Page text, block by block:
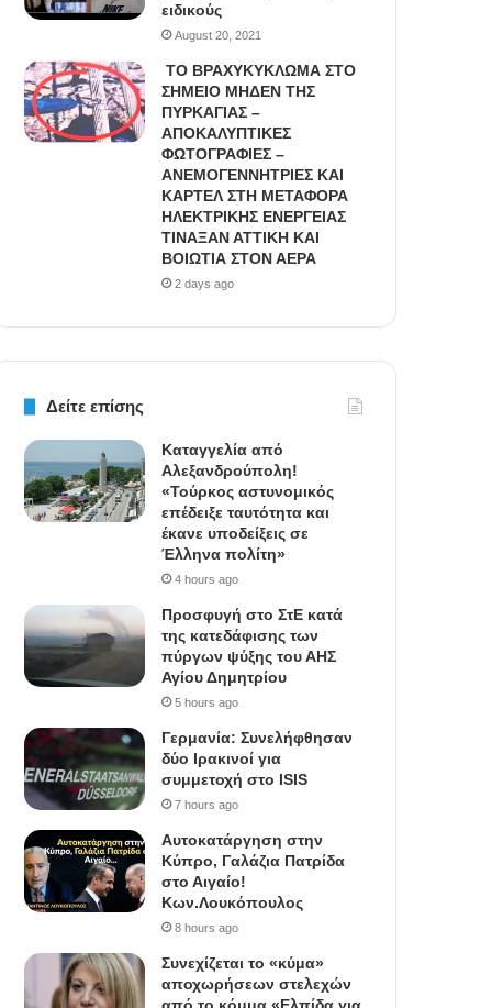
ειδικούς
August 20, 2021
ΤΟ ΒΡΑΧΥΚΥΚΛΩΜΑ ΣΤΟ
ΣΗΜΕΙΟ ΜΗΔΕΝ ΤΗΣ
ΠΥΡΚΑΓΙΑΣ –
ΑΠΟΚΑΛΥΠΤΙΚΕΣ
ΦΩΤΟΓΡΑΦΙΕΣ –
ΑΝΕΜΟΓΕΝΝΗΤΡΙΕΣ ΚΑΙ
ΚΑΡΤΕΛ ΣΤΗ ΜΕΤΑΦΟΡΑ
ΗΛΕΚΤΡΙΚΗΣ ΕΝΕΡΓΕΙΑΣ
ΤΙΝΑΞΑΝ ΑΤΤΙΚΗ ΚΑΙ
ΒΟΙΩΤΙΑ ΣΤΟΝ ΑΕΡΑ
2 days ago
Δείτε επίσης
Καταγγελία από
Αλεξανδρούπολη!
«Τούρκος αστυνομικός
επέδειξε ταυτότητα και
έκανε υποδείξεις σε
Έλληνα πολίτη»
4 hours ago
Προσφυγή στο ΣτΕ κατά
της κατεδάφισης των
πύργων ψύξης του ΑΗΣ
Αγίου Δημητρίου
5 hours ago
Γερμανία: Συνελήφθησαν
δύο Ιρακινοί για
συμμετοχή στο ISIS
7 hours ago
Αυτοκατάργηση στην
Κύπρο, Γαλάζια Πατρίδα
στο Αιγαίο!
Κων.Λουκόπουλος
8 hours ago
Συνεχίζεται το «κύμα»
αποχωρήσεων στελεχών